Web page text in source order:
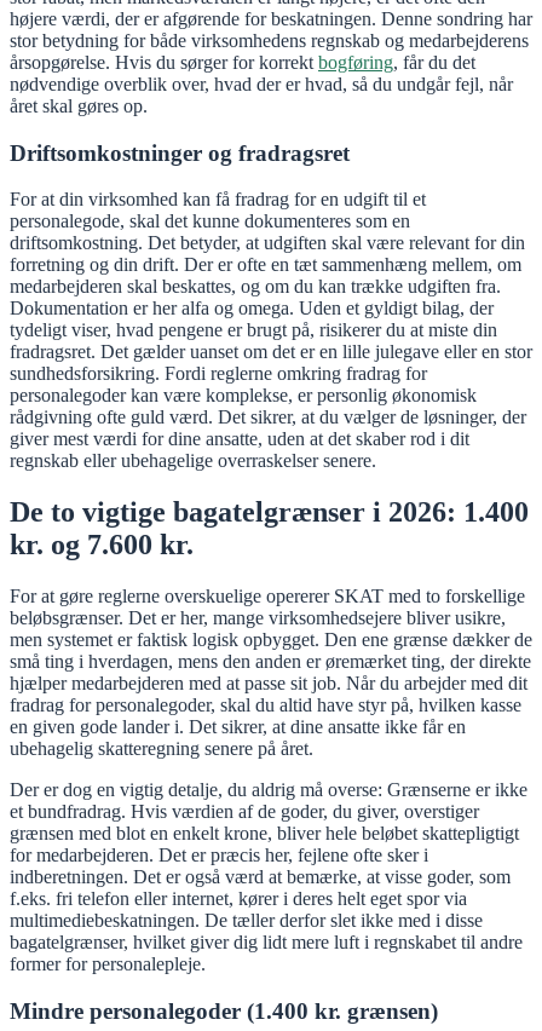
højere værdi, der er afgørende for beskatningen. Denne sondring har
stor betydning for både virksomhedens regnskab og medarbejderens
årsopgørelse. Hvis du sørger for korrekt bogføring, får du det
nødvendige overblik over, hvad der er hvad, så du undgår fejl, når
året skal gøres op.
Driftsomkostninger og fradragsret
For at din virksomhed kan få fradrag for en udgift til et
personalegode, skal det kunne dokumenteres som en
driftsomkostning. Det betyder, at udgiften skal være relevant for din
forretning og din drift. Der er ofte en tæt sammenhæng mellem, om
medarbejderen skal beskattes, og om du kan trække udgiften fra.
Dokumentation er her alfa og omega. Uden et gyldigt bilag, der
tydeligt viser, hvad pengene er brugt på, risikerer du at miste din
fradragsret. Det gælder uanset om det er en lille julegave eller en stor
sundhedsforsikring. Fordi reglerne omkring fradrag for
personalegoder kan være komplekse, er personlig økonomisk
rådgivning ofte guld værd. Det sikrer, at du vælger de løsninger, der
giver mest værdi for dine ansatte, uden at det skaber rod i dit
regnskab eller ubehagelige overraskelser senere.
De to vigtige bagatelgrænser i 2026: 1.400
kr. og 7.600 kr.
For at gøre reglerne overskuelige opererer SKAT med to forskellige
beløbsgrænser. Det er her, mange virksomhedsejere bliver usikre,
men systemet er faktisk logisk opbygget. Den ene grænse dækker de
små ting i hverdagen, mens den anden er øremærket ting, der direkte
hjælper medarbejderen med at passe sit job. Når du arbejder med dit
fradrag for personalegoder, skal du altid have styr på, hvilken kasse
en given gode lander i. Det sikrer, at dine ansatte ikke får en
ubehagelig skatteregning senere på året.
Der er dog en vigtig detalje, du aldrig må overse: Grænserne er ikke
et bundfradrag. Hvis værdien af de goder, du giver, overstiger
grænsen med blot en enkelt krone, bliver hele beløbet skattepligtigt
for medarbejderen. Det er præcis her, fejlene ofte sker i
indberetningen. Det er også værd at bemærke, at visse goder, som
f.eks. fri telefon eller internet, kører i deres helt eget spor via
multimediebeskatningen. De tæller derfor slet ikke med i disse
bagatelgrænser, hvilket giver dig lidt mere luft i regnskabet til andre
former for personalepleje.
Mindre personalegoder (1.400 kr. grænsen)